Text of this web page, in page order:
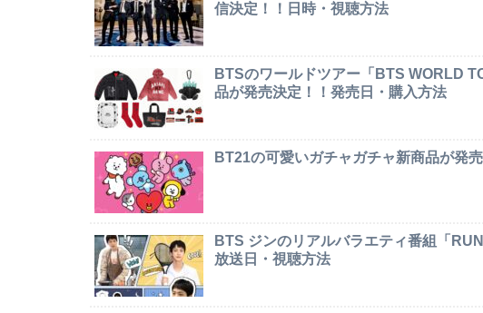
信決定！！日時・視聴方法
BTSのワールドツアー「BTS WORLD
品が発売決定！！発売日・購入方法
BT21の可愛いガチャガチャ新商品が発
BTS ジンのリアルバラエティ番組「
放送日・視聴方法